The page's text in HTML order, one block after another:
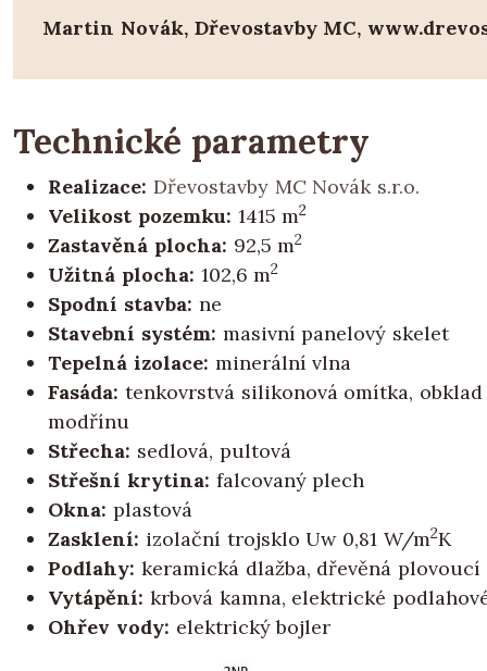
Martin Novák, Dřevostavby MC,
Technické parametry
Realizace: Dřevostavby MC Novák s.r.o.
Velikost pozemku: 1415 m2
Zastavěná plocha: 92,5 m2
Užitná plocha: 102,6 m2
Spodní stavba: ne
Stavební systém: masivní panelový skelet
Tepelná izolace: minerální vlna
Fasáda: tenkovrstvá silikonová omítka,
modřínu
Střecha: sedlová, pultová
Střešní krytina: falcovaný plech
Okna: plastová
Zasklení: izolační trojsklo Uw 0,81 W/m2K
Podlahy: keramická dlažba, dřevěná
Vytápění: krbová kamna, elektrické
Ohřev vody: elektrický bojler